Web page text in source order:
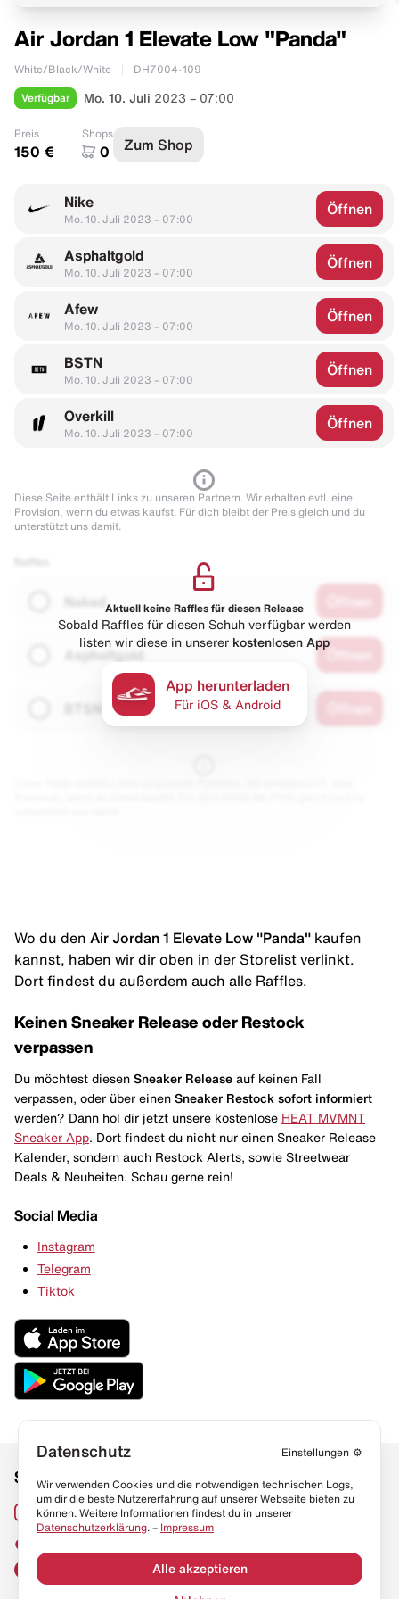
Air Jordan 1 Elevate Low "Panda"
White/Black/White DH7004-109
Verfügbar Mo. 10. Juli 2023 – 07:00
Preis
150 €
Shops
0 Zum Shop
Nike
Mo. 10. Juli 2023 – 07:00
Öffnen
Asphaltgold
Mo. 10. Juli 2023 – 07:00
Öffnen
Afew
Mo. 10. Juli 2023 – 07:00
Öffnen
BSTN
Mo. 10. Juli 2023 – 07:00
Öffnen
Overkill
Mo. 10. Juli 2023 – 07:00
Öffnen
Diese Seite enthält Links zu unseren Partnern. Wir erhalten evtl. eine
Provision, wenn du etwas kaufst. Für dich bleibt der Preis gleich und du
unterstützt uns damit.
Naked
Asphaltgold
Aktuell keine Raffles für diesen Release
Sobald Raffles für diesen Schuh verfügbar werden
listen wir diese in unserer kostenlosen App
App herunterladen
Für iOS & Android
Wo du den Air Jordan 1 Elevate Low "Panda" kaufen
kannst, haben wir dir oben in der Storelist verlinkt.
Dort findest du außerdem auch alle Raffles.
Keinen Sneaker Release oder Restock
verpassen
Du möchtest diesen Sneaker Release auf keinen Fall
verpassen, oder über einen Sneaker Restock sofort informiert
werden? Dann hol dir jetzt unsere kostenlose HEAT MVMNT
Sneaker App . Dort findest du nicht nur einen Sneaker Release
Kalender, sondern auch Restock Alerts, sowie Streetwear
Deals & Neuheiten. Schau gerne rein!
Social Media
Instagram
Telegram
Tiktok
Social Media
Instagram
Links
Sneaker Lexikon
Resell Guide
Datenschutz
Datenschutz Einstellungen ⚙️
Wir verwenden Cookies und die notwendigen technischen Logs,
um dir die beste Nutzererfahrung auf unserer Webseite bieten zu
können. Weitere Informationen findest du in unserer
Datenschutzerklärung. – Impressum
Alle akzeptieren